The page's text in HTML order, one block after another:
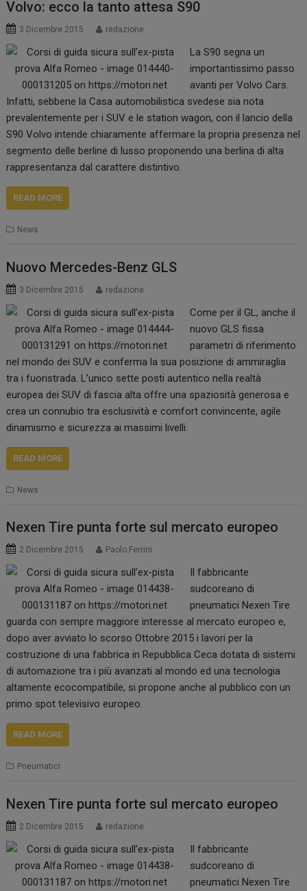
Volvo: ecco la tanto attesa S90
3 Dicembre 2015 redazione
La S90 segna un
importantissimo passo
avanti per Volvo Cars.
Infatti, sebbene la Casa automobilistica svedese sia nota
prevalentemente per i SUV e le station wagon, con il lancio della
S90 Volvo intende chiaramente affermare la propria presenza nel
segmento delle berline di lusso proponendo una berlina di alta
rappresentanza dal carattere distintivo.
READ MORE
News
Nuovo Mercedes-Benz GLS
3 Dicembre 2015 redazione
Come per il GL, anche il
nuovo GLS fissa
parametri di riferimento
nel mondo dei SUV e conferma la sua posizione di ammiraglia
tra i fuoristrada. L’unico sette posti autentico nella realtà
europea dei SUV di fascia alta offre una spaziosità generosa e
crea un connubio tra esclusività e comfort convincente, agile
dinamismo e sicurezza ai massimi livelli.
READ MORE
News
Nexen Tire punta forte sul mercato europeo
2 Dicembre 2015 Paolo Ferrini
Il fabbricante
sudcoreano di
pneumatici Nexen Tire
guarda con sempre maggiore interesse al mercato europeo e,
dopo aver avviato lo scorso Ottobre 2015 i lavori per la
costruzione di una fabbrica in Repubblica Ceca dotata di sistemi
di automazione tra i più avanzati al mondo ed una tecnologia
altamente ecocompatibile, si propone anche al pubblico con un
primo spot televisivo europeo.
READ MORE
Pneumatici
Nexen Tire punta forte sul mercato europeo
2 Dicembre 2015 redazione
Il fabbricante
sudcoreano di
pneumatici Nexen Tire